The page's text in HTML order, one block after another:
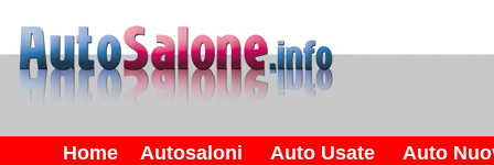
Home Autosaloni Auto Usate Auto